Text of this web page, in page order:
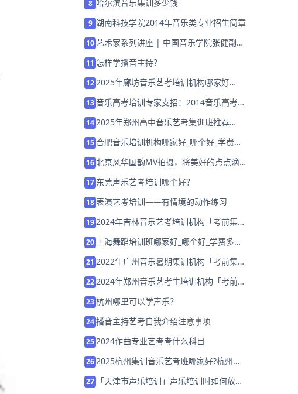
8 哈尔滨音乐集训多少钱
9 湖南科技学院2014年音乐类专业招生简章
10艺术家系列讲座 | 中国音乐学院张健副教
11 怎样学播音主持？
122025年廊坊音乐艺考培训机构哪家好
13音乐高考培训专家支招：2014音乐高考该
142025年郑州高中音乐艺考集训班推荐
15合肥音乐培训机构哪家好_哪个好_学费多
16北京风华国韵MV拍摄，将美好的点点滴
17 东莞声乐艺考培训哪个好？
18表演艺考培训——有情境的动作练习
192024年吉林音乐艺考培训机构「考前集训
20 上海舞蹈培训班哪家好_哪个好_学费多
21 2022年广州音乐暑期集训机构「考前集训
222024年郑州音乐艺考生培训机构「考前集
23杭州哪里可以学声乐？
24播音主持艺考自我介绍注意事项
252024作曲专业艺考考什么科目
262025杭州集训音乐艺考班哪家好?杭州音
27
「天津市声乐培训」声乐培训时如何放松